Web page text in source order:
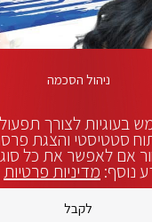
ניהול הסכמה
לצורך תפעול
סטטיסטי והצגת
אם לאפשר את כל סוגי
נוסף: מדיניות פרטיות
לקבל